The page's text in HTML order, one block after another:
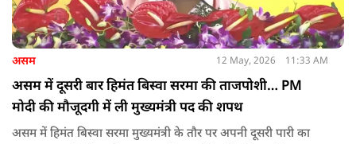
असम 12 May, 2026 11:33 AM
असम में दूसरी बार हिमंत बिस्वा सरमा की ताजपोशी… PM
मोदी की मौजूदगी में ली मुख्यमंत्री पद की शपथ
असम में हिमंत बिस्वा सरमा मुख्यमंत्री के तौर पर अपनी दूसरी पारी का